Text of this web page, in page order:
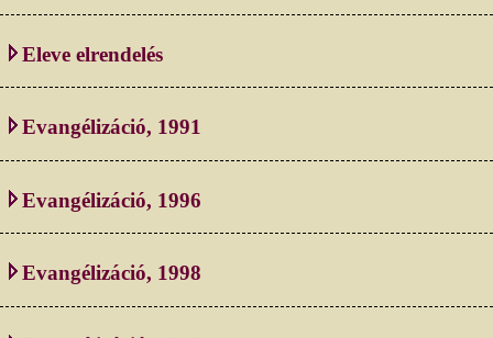
Eleve elrendelés
Evangélizáció, 1991
Evangélizáció, 1996
Evangélizáció, 1998